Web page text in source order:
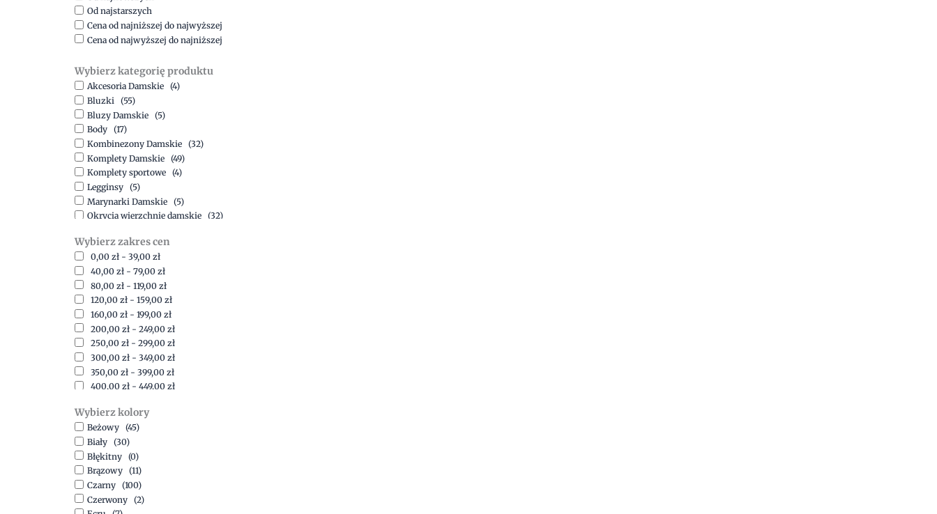
Od najstarszych
Cena od najniższej do najwyższej
Cena od najwyższej do najniższej
Wybierz kategorię produktu
Akcesoria Damskie (4)
Bluzki (55)
Bluzy Damskie (5)
Body (17)
Kombinezony Damskie (32)
Komplety Damskie (49)
Komplety sportowe (4)
Legginsy (5)
Marynarki Damskie (5)
Okrycia wierzchnie damskie (32)
Spodnie (15)
Sukienki (41)
Swetry Damskie (19)
Szorty (7)
Wybierz zakres cen
0,00 zł - 39,00 zł
40,00 zł - 79,00 zł
80,00 zł - 119,00 zł
120,00 zł - 159,00 zł
160,00 zł - 199,00 zł
200,00 zł - 249,00 zł
250,00 zł - 299,00 zł
300,00 zł - 349,00 zł
350,00 zł - 399,00 zł
400,00 zł - 449,00 zł
500,00zł-1500,00
Wybierz kolory
Beżowy (45)
Biały (30)
Błękitny (0)
Brązowy (11)
Czarny (100)
Czerwony (2)